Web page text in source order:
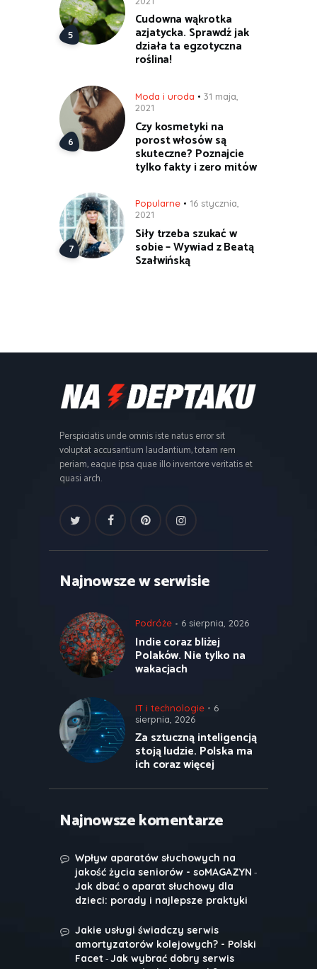
Cudowna wąkrotka
azjatycka. Sprawdź jak
działa ta egzotyczna
roślina!
Moda i uroda
31 maja,
2021
Czy kosmetyki na
porost włosów są
skuteczne? Poznajcie
tylko fakty i zero mitów
Popularne
16 stycznia,
2021
Siły trzeba szukać w
sobie – Wywiad z Beatą
Szałwińską
Perspiciatis unde omnis iste natus error sit
voluptat accusantium laudantium, totam rem
periam, eaque ipsa quae illo inventore veritatis et
quasi arch.
Najnowsze w serwisie
Podróże 6 sierpnia, 2026
Indie coraz bliżej
Polaków. Nie tylko na
wakacjach
IT i technologie
6
sierpnia, 2026
Za sztuczną inteligencją
stoją ludzie. Polska ma
ich coraz więcej
Najnowsze komentarze
Wpływ aparatów słuchowych na
jakość życia seniorów - soMAGAZYN -
Jak dbać o aparat słuchowy dla
dzieci: porady i najlepsze praktyki
Jakie usługi świadczy serwis
amortyzatorów kolejowych? - Polski
Facet-Jak wybrać dobry serwis